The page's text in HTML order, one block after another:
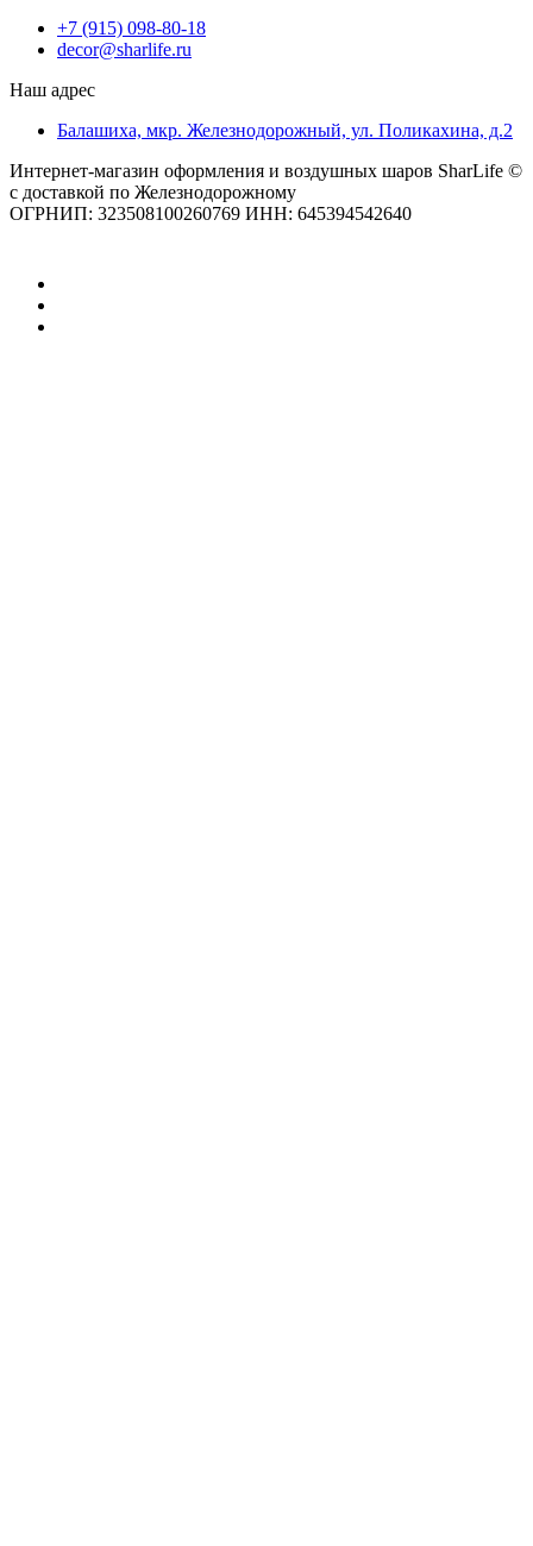
+7 (915) 098-80-18
decor@sharlife.ru
Наш адрес
Балашиха, мкр. Железнодорожный, ул. Поликахина, д.2
Интернет-магазин оформления и воздушных шаров SharLife ©
с доставкой по Железнодорожному
ОГРНИП: 323508100260769 ИНН: 645394542640